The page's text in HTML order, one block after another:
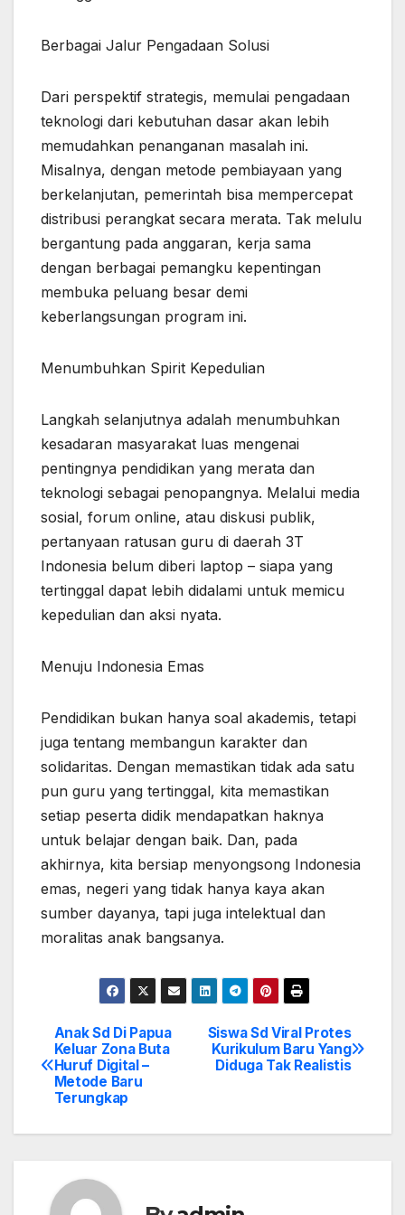
Berbagai Jalur Pengadaan Solusi
Dari perspektif strategis, memulai pengadaan
teknologi dari kebutuhan dasar akan lebih
memudahkan penanganan masalah ini.
Misalnya, dengan metode pembiayaan yang
berkelanjutan, pemerintah bisa mempercepat
distribusi perangkat secara merata. Tak melulu
bergantung pada anggaran, kerja sama
dengan berbagai pemangku kepentingan
membuka peluang besar demi
keberlangsungan program ini.
Menumbuhkan Spirit Kepedulian
Langkah selanjutnya adalah menumbuhkan
kesadaran masyarakat luas mengenai
pentingnya pendidikan yang merata dan
teknologi sebagai penopangnya. Melalui media
sosial, forum online, atau diskusi publik,
pertanyaan ratusan guru di daerah 3T
Indonesia belum diberi laptop – siapa yang
tertinggal dapat lebih didalami untuk memicu
kepedulian dan aksi nyata.
Menuju Indonesia Emas
Pendidikan bukan hanya soal akademis, tetapi
juga tentang membangun karakter dan
solidaritas. Dengan memastikan tidak ada satu
pun guru yang tertinggal, kita memastikan
setiap peserta didik mendapatkan haknya
untuk belajar dengan baik. Dan, pada
akhirnya, kita bersiap menyongsong Indonesia
emas, negeri yang tidak hanya kaya akan
sumber dayanya, tapi juga intelektual dan
moralitas anak bangsanya.
Post
navigation
Siswa Sd Viral Protes
Kurikulum Baru Yang
Diduga Tak Realistis
Anak Sd Di Papua
Keluar Zona Buta
Huruf Digital –
Metode Baru
Terungkap